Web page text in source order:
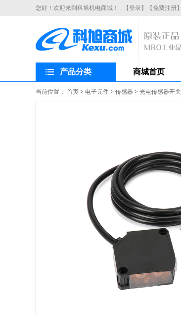
您好！欢迎来到科旭机电商城！ 【登录】 【免费注册】
产品分类 商城首页
当前位置： 首页 > 电子元件 > 传感器 > 光电传感器开关